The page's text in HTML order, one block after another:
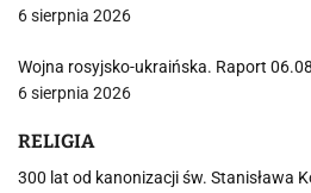
6 sierpnia 2026
Wojna rosyjsko-ukraińska. Raport
6 sierpnia 2026
RELIGIA
300 lat od kanonizacji św. Stanisława